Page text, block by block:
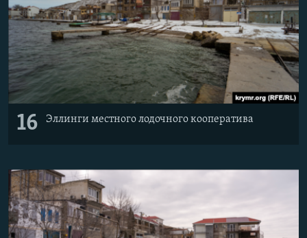
16 Эллинги местного лодочного кооператива